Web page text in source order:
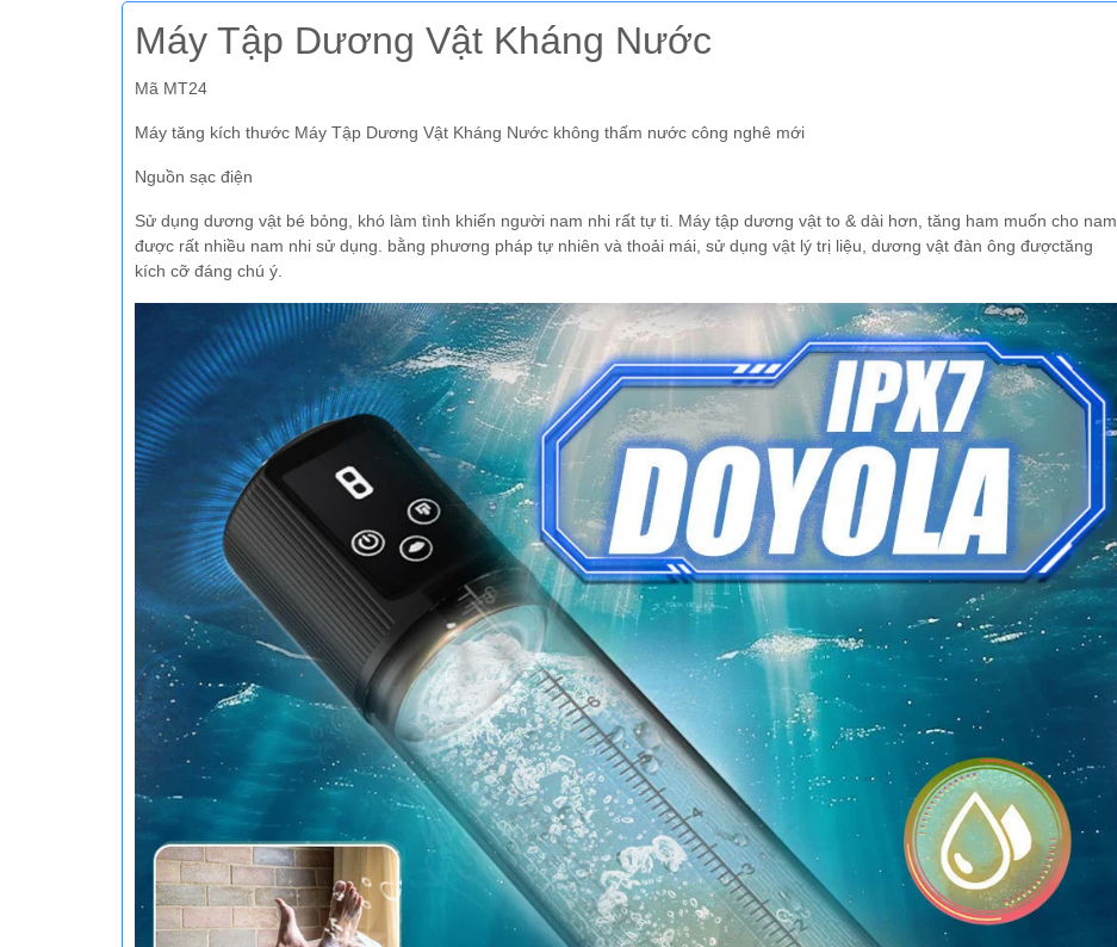
Máy Tập Dương Vật Kháng Nước
Mã MT24
Máy tăng kích thước Máy Tập Dương Vật Kháng Nước không thấm nước công nghê mới
Nguồn sạc điện
Sử dụng dương vật bé bỏng, khó làm tình khiến người nam nhi rất tự ti. Máy tập dương vật to & dài hơn, tăng ham muốn cho nam
được rất nhiều nam nhi sử dụng. bằng phương pháp tự nhiên và thoải mái, sử dụng vật lý trị liệu, dương vật đàn ông đượctăng
kích cỡ đáng chú ý.